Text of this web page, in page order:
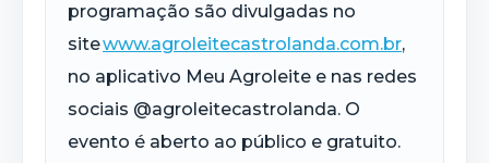
programação são divulgadas no
sitewww.agroleitecastrolanda.com.br,
no aplicativo Meu Agroleite e nas redes
sociais @agroleitecastrolanda. O
evento é aberto ao público e gratuito.